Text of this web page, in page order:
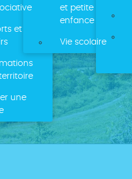
et
une
et petite
enfance
Vie scolaire